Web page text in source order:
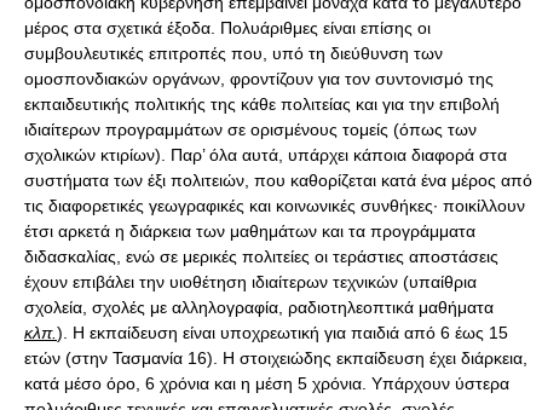
μέρος στα σχετικά έξοδα. Πολυάριθμες είναι επίσης οι
συμβουλευτικές επιτροπές που, υπό τη διεύθυνση των
ομοσπονδιακών οργάνων, φροντίζουν για τον συντονισμό της
εκπαιδευτικής πολιτικής της κάθε πολιτείας και για την επιβολή
ιδιαίτερων προγραμμάτων σε ορισμένους τομείς (όπως των
σχολικών κτιρίων). Παρ’ όλα αυτά, υπάρχει κάποια διαφορά στα
συστήματα των έξι πολιτειών, που καθορίζεται κατά ένα μέρος από
τις διαφορετικές γεωγραφικές και κοινωνικές συνθήκες· ποικίλλουν
έτσι αρκετά η διάρκεια των μαθημάτων και τα προγράμματα
διδασκαλίας, ενώ σε μερικές πολιτείες οι τεράστιες αποστάσεις
έχουν επιβάλει την υιοθέτηση ιδιαίτερων τεχνικών (υπαίθρια
σχολεία, σχολές με αλληλογραφία, ραδιοτηλεοπτικά μαθήματα
κλπ.). Η εκπαίδευση είναι υποχρεωτική για παιδιά από 6 έως 15
ετών (στην Τασμανία 16). Η στοιχειώδης εκπαίδευση έχει διάρκεια,
κατά μέσο όρο, 6 χρόνια και η μέση 5 χρόνια. Υπάρχουν ύστερα